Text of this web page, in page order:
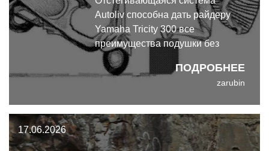
ПОДРОБНЕЕ
Autoliv способна дать райдеру
Yamaha Tricity 300 все
преимущества подушки без
всяких обязательств перед
экипировкой.
zarubin
17.06.2026